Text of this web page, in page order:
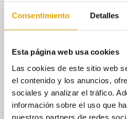
Consentimiento Detalles
Esta página web usa cookies
Las cookies de este sitio web
el contenido y los anuncios,
sociales y analizar el tráfico.
información sobre el uso que
nuestros partners de redes
descarta la posibilidad de
errores de programación, o
circunstancias semejantes
acceso a la página web.
PREMIUM INVERSIONES
ninguna garantía ni se hace
caso, de los daños y
que puedan salir a colación